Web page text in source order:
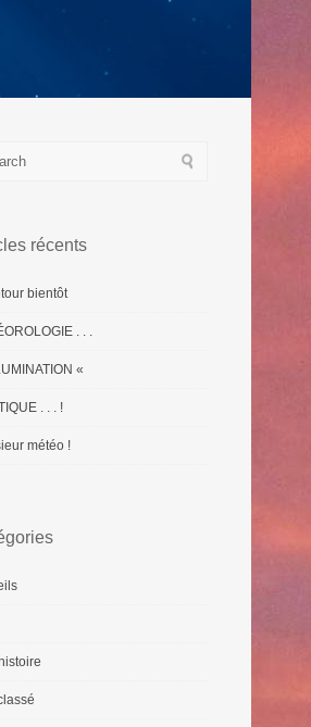
récents
bientôt
. . .
«
. . . !
météo !